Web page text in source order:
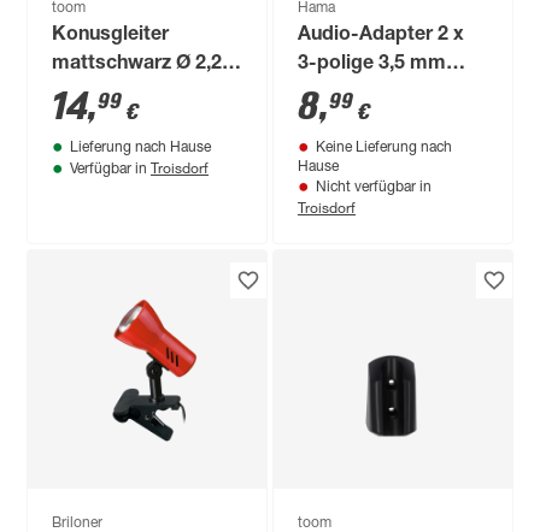
toom
Konusgleiter
mattschwarz Ø 2,2
cm
14,99 €
Lieferung nach Hause
Verfügbar in Troisdorf
Hama
Audio-Adapter 2 x
3-polige 3,5 mm
Klinkenstecker mit
4-poliger 3,5 mm
Klinkenkupplung
8,99 €
Keine Lieferung nach
Hause
Nicht verfügbar in
Troisdorf
Briloner toom